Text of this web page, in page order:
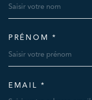
PRÉNOM *
EMAIL *